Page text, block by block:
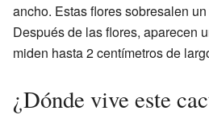
ancho. Estas flores sobresalen
Después de las flores, aparecen
miden hasta 2 centímetros de
¿Dónde vive este